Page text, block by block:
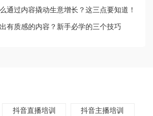
通过内容撬动生意增长？这三点要知道！
有质感的内容？新手必学的三个技巧
抖音直播培训 抖音主播培训